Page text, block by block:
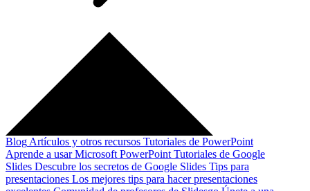
Blog Artículos y otros recursos Tutoriales de PowerPoint
Aprende a usar Microsoft PowerPoint Tutoriales de Google
Slides Descubre los secretos de Google Slides Tips para
presentaciones Los mejores tips para hacer presentaciones